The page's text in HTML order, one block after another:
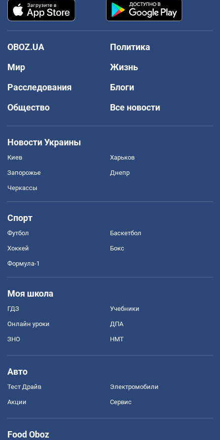
OBOZ.UA
Политика
Мир
Жизнь
Расследования
Блоги
Общество
Все новости
Новости Украины
Киев Харьков
Запорожье Днепр
Черкассы
Спорт
Футбол Баскетбол
Хоккей Бокс
Формула-1
Моя школа
ГДЗ Учебники
Онлайн уроки ДПА
ЗНО НМТ
Авто
Тест Драйв Электромобили
Акции Сервис
Food Oboz